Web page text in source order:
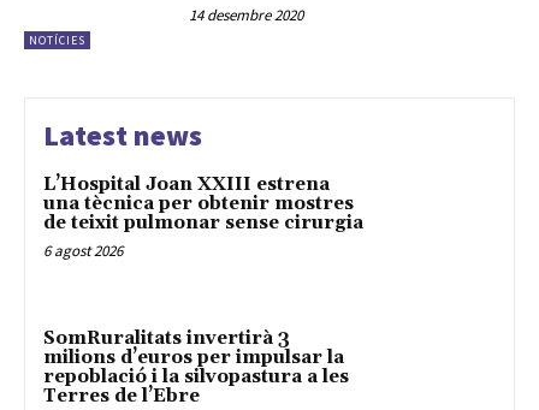
NOTÍCIES
14 desembre 2020
Latest news
L’Hospital Joan XXIII estrena
una tècnica per obtenir mostres
de teixit pulmonar sense cirurgia
6 agost 2026
SomRuralitats invertirà 3
milions d’euros per impulsar la
repoblació i la silvopastura a les
Terres de l’Ebre